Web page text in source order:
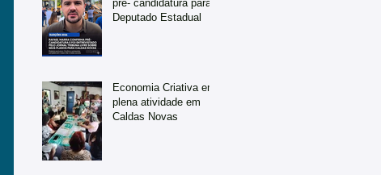
pré- candidatura para
Deputado Estadual
Economia Criativa em
plena atividade em
Caldas Novas